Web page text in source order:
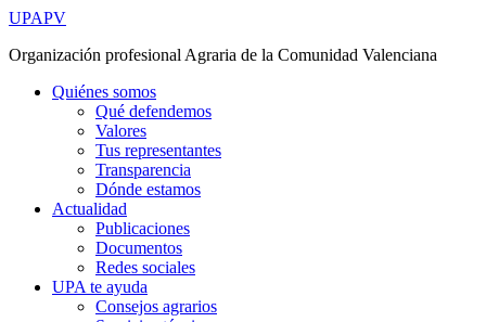
Ir
contenido
UPAPV
Organización profesional Agraria de la Comunidad Valenciana
Quiénes somos
Qué defendemos
Valores
Tus representantes
Transparencia
Dónde estamos
Actualidad
Publicaciones
Documentos
Redes sociales
UPA te ayuda
Consejos agrarios